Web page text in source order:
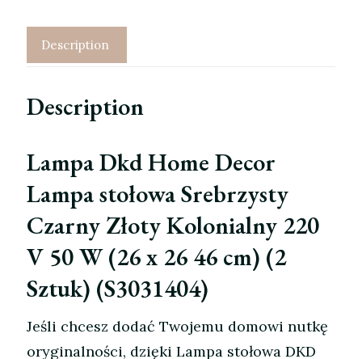
Description
Description
Lampa Dkd Home Decor
Lampa stołowa Srebrzysty
Czarny Złoty Kolonialny 220
V 50 W (26 x 26 46 cm) (2
Sztuk) (S3031404)
Jeśli chcesz dodać Twojemu domowi nutkę
oryginalności, dzięki Lampa stołowa DKD